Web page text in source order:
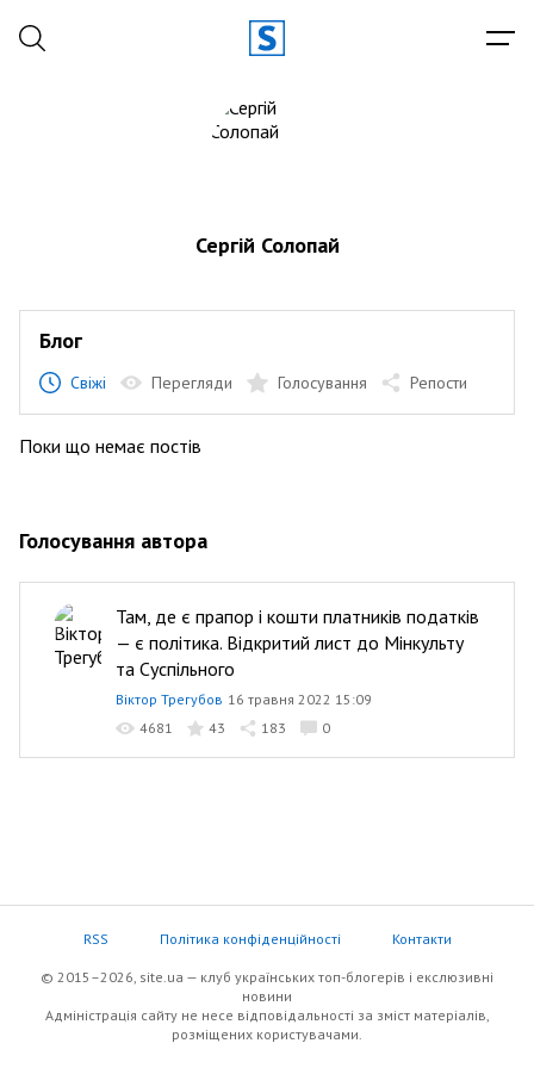
Сергій Солопай
Блог
Свіжі Перегляди Голосування Репости
Поки що немає постів
Голосування автора
Там, де є прапор і кошти платників податків
— є політика. Відкритий лист до Мінкульту
та Суспільного
Віктор Трегубов 16 травня 2022 15:09
4681
43 183 0
RSS Політика конфіденційності Контакти
© 2015–2026, site.ua — клуб українських топ-блогерів i екслюзивнi
новини
Адміністрація сайту не несе відповідальності за зміст матеріалів,
розміщених користувачами.